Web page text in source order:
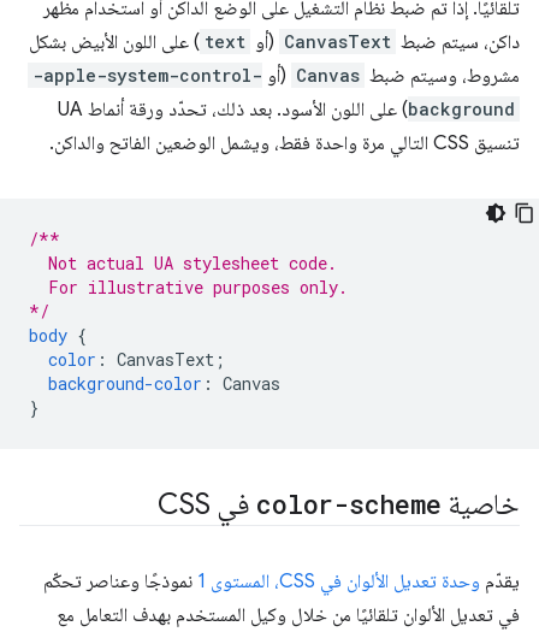
تلقائيًا. إذا تم ضبط نظام التشغيل على الوضع الداكن أو استخدام مظهر
داكن، سيتم ضبط CanvasText (أو text ) على اللون الأبيض بشكل
مشروط، وسيتم ضبط Canvas (أو -apple-system-control-
background
) على اللون الأسود. بعد ذلك، تحدّد ورقة أنماط UA
تنسيق CSS التالي مرة واحدة فقط، ويشمل الوضعين الفاتح والداكن.
/**
  Not actual UA stylesheet code.
  For illustrative purposes only.
*/
body {
color : CanvasText ;
background-color : Canvas
}
خاصية color-scheme في CSS
يقدّم وحدة تعديل الألوان في CSS، المستوى 1
نموذجًا وعناصر تحكّم
في تعديل الألوان تلقائيًا من خلال وكيل المستخدم بهدف التعامل مع